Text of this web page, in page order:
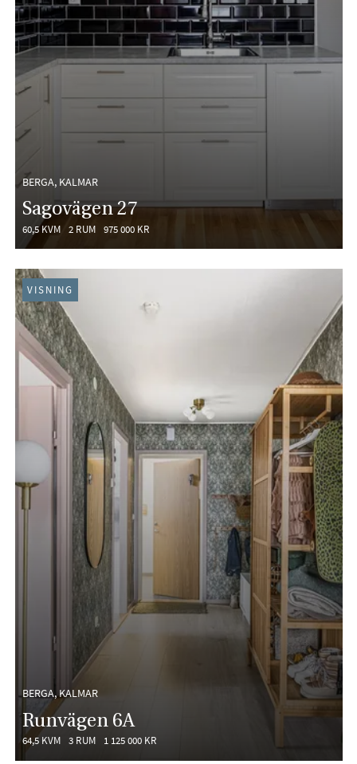
BERGA, KALMAR
Sagovägen 27
60,5 KVM 2 RUM 975 000 KR
BERGA, KALMAR
Runvägen 6A
64,5 KVM 3 RUM 1 125 000 KR
VISNING